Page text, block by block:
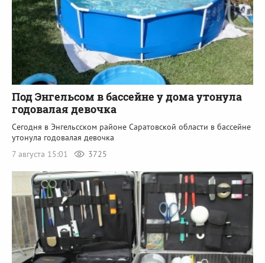
Под Энгельсом в бассейне у дома утонула
годовалая девочка
Сегодня в Энгельсском районе Саратовской области в бассейне
утонула годовалая девочка
7 августа 15:01
3725